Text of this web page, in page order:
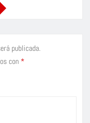
publicada.
con *